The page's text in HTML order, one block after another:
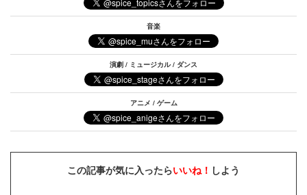
音楽
演劇 / ミュージカル / ダンス
アニメ / ゲーム
この記事が気に入ったらいいね！ しよう